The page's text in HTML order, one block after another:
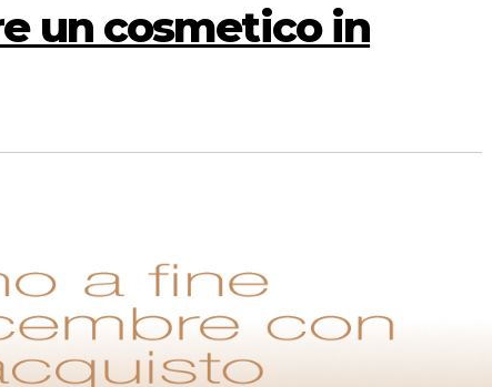
un cosmetico in